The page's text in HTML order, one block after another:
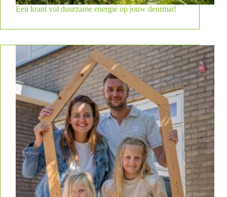
Een krant vol duurzame energie op jouw deurmat!